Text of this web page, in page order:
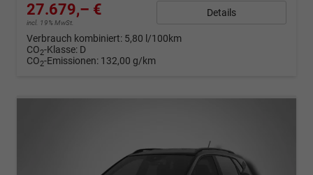
27.679,– €
incl. 19% MwSt.
Details
Verbrauch kombiniert: 5,80 l/100km
CO2-Klasse: D
CO2-Emissionen: 132,00 g/km